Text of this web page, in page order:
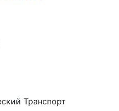
Транспорт